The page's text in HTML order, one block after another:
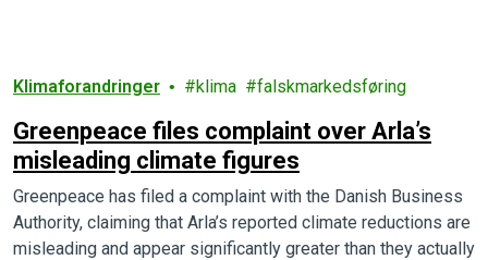
Klimaforandringer klima falskmarkedsføring
Greenpeace files complaint over Arla’s
misleading climate figures
Greenpeace has filed a complaint with the Danish Business
Authority, claiming that Arla’s reported climate reductions are
misleading and appear significantly greater than they actually